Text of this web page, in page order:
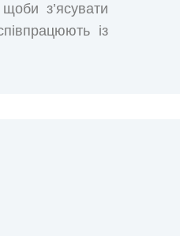
з’ясувати
із
що ті й самі